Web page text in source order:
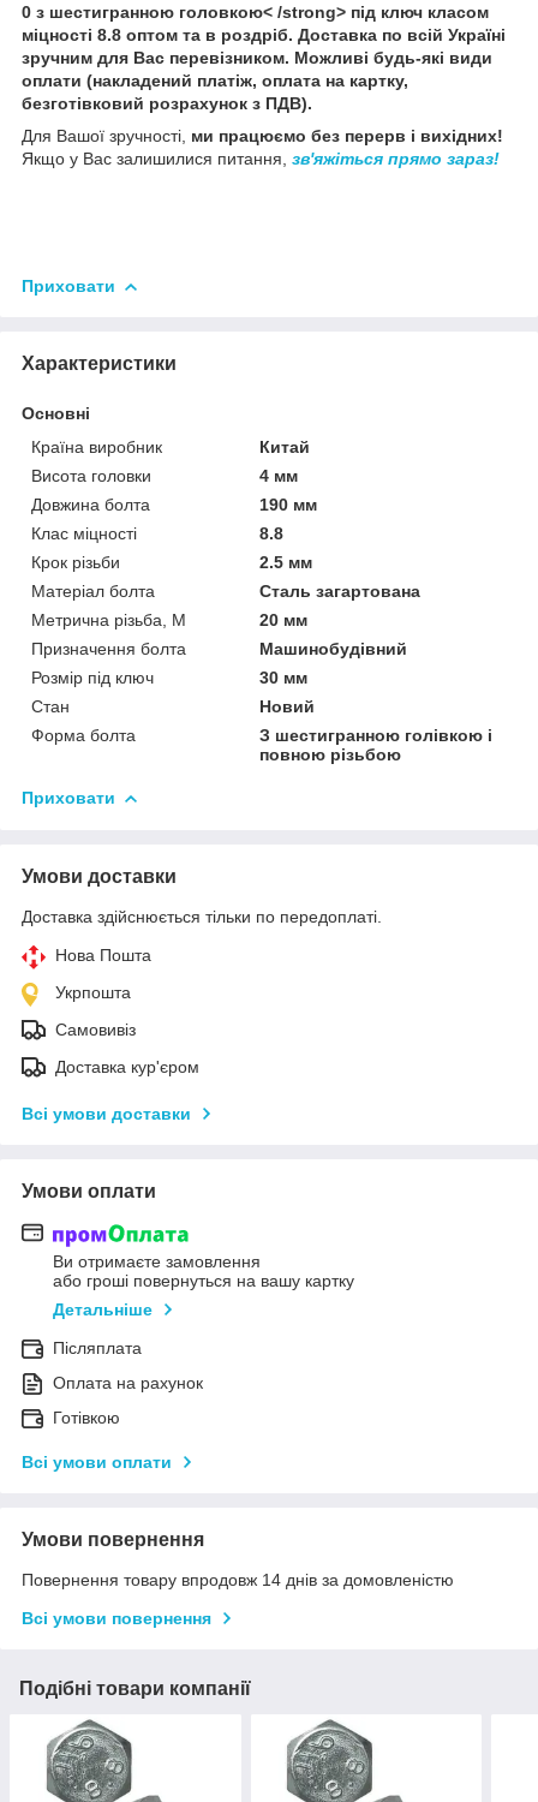
0 з шестигранною головкою< /strong> під ключ класом
міцності 8.8 оптом та в роздріб. Доставка по всій Україні
зручним для Вас перевізником. Можливі будь-які види
оплати (накладений платіж, оплата на картку,
безготівковий розрахунок з ПДВ).
Для Вашої зручності, ми працюємо без перерв і вихідних!
Якщо у Вас залишилися питання, зв'яжіться прямо зараз!
Приховати
Характеристики
Основні
Країна виробник
Китай
Висота головки
4 мм
Довжина болта
190 мм
Клас міцності
8.8
Крок різьби
2.5 мм
Матеріал болта
Сталь загартована
Метрична різьба, М
20 мм
Призначення болта
Машинобудівний
Розмір під ключ
30 мм
Стан
Новий
Форма болта
З шестигранною голівкою і
повною різьбою
Приховати
Умови доставки
Доставка здійснюється тільки по передоплаті.
Нова Пошта
Укрпошта
Самовивіз
Доставка кур'єром
Всі умови доставки
Умови оплати
Ви отримаєте замовлення
або гроші повернуться на вашу картку
Детальніше
Післяплата
Оплата на рахунок
Готівкою
Всі умови оплати
Умови повернення
Повернення товару впродовж 14 днів за домовленістю
Всі умови повернення
Подібні товари компанії